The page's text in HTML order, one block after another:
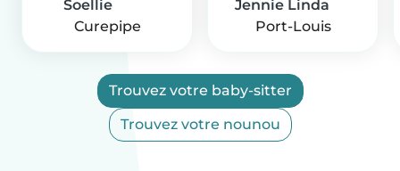
Soellie
Curepipe
Jennie Linda
Port-Louis
Trouvez votre baby-sitter
Trouvez votre nounou